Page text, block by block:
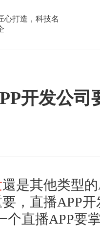
心打造，科技名
开发公司
還是其他类型
，直播APP
个直播APP要